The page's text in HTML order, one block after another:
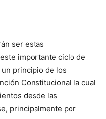
ser estas
importante ciclo de
principio de los
Constitucional la cual
desde las
principalmente por